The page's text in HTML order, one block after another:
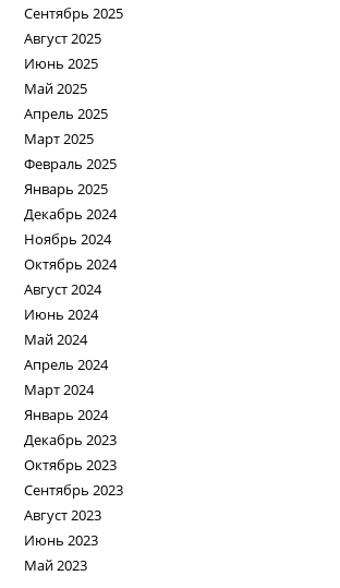
Сентябрь 2025
Август 2025
Июнь 2025
Май 2025
Апрель 2025
Март 2025
Февраль 2025
Январь 2025
Декабрь 2024
Ноябрь 2024
Октябрь 2024
Август 2024
Июнь 2024
Май 2024
Апрель 2024
Март 2024
Январь 2024
Декабрь 2023
Октябрь 2023
Сентябрь 2023
Август 2023
Июнь 2023
Май 2023